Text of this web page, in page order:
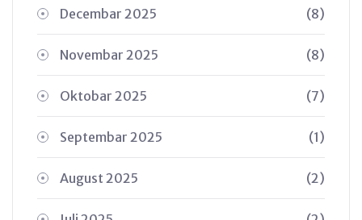
Decembar 2025 (8)
Novembar 2025 (8)
Oktobar 2025 (7)
Septembar 2025 (1)
August 2025 (2)